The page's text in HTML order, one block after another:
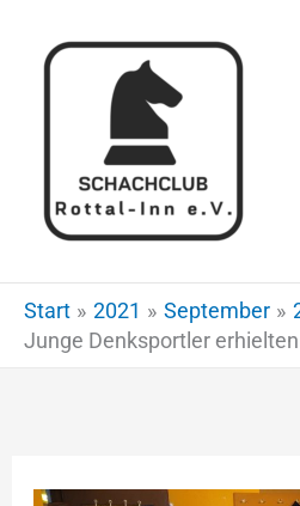
Inhalt
Start 2021 September
Junge Denksportler